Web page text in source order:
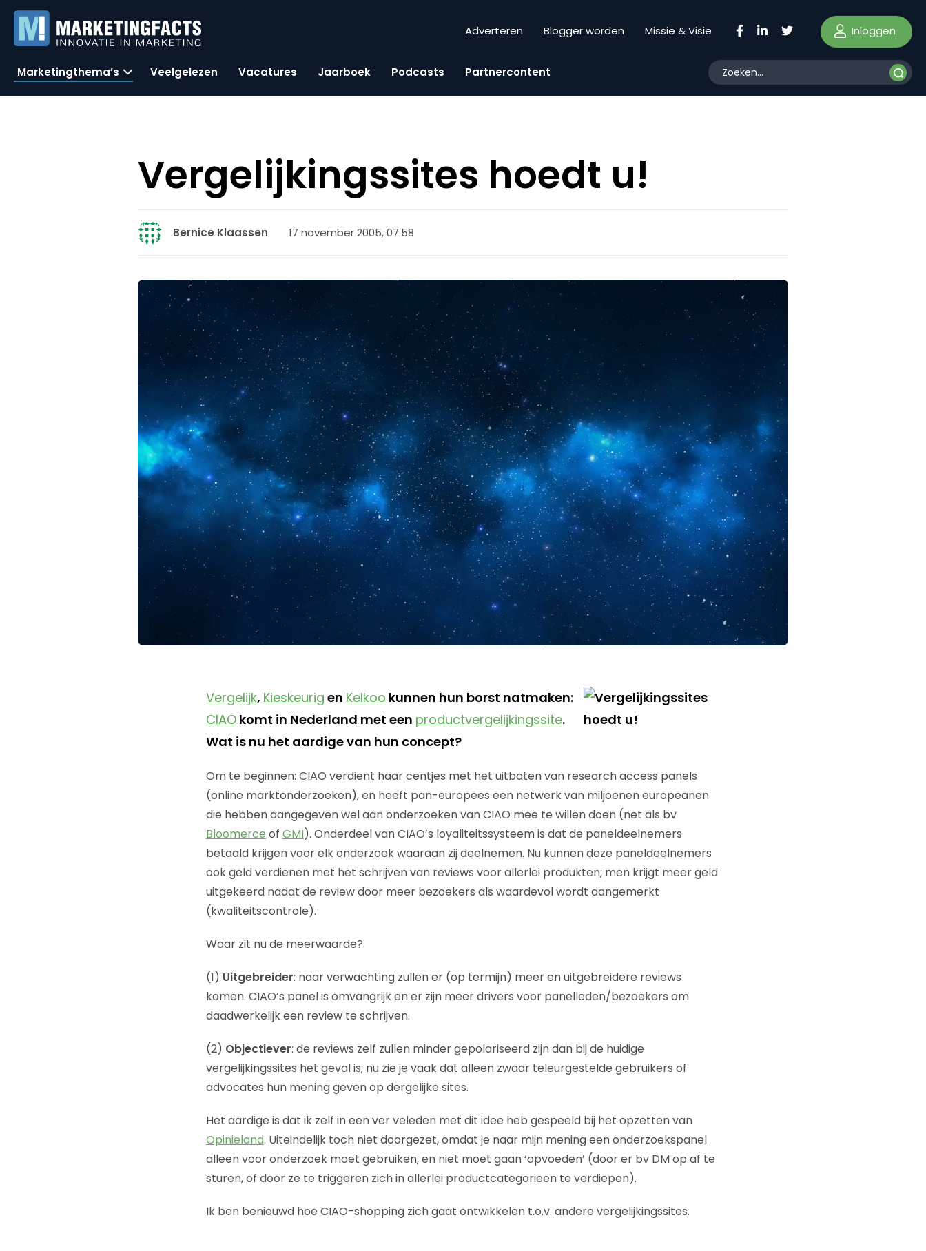
Adverteren Blogger worden Missie & Visie Inloggen
Marketingthema’s Veelgelezen Vacatures Jaarboek Podcasts Partnercontent
Vergelijkingssites hoedt u!
Bernice Klaassen 17 november 2005, 07:58
Vergelijk, Kieskeurig en Kelkoo kunnen hun borst natmaken:
CIAOkomt in Nederland met een productvergelijkingssite.
Wat is nu het aardige van hun concept?
Om te beginnen: CIAO verdient haar centjes met het uitbaten van research access panels
(online marktonderzoeken), en heeft pan-europees een netwerk van miljoenen europeanen
die hebben aangegeven wel aan onderzoeken van CIAO mee te willen doen (net als bv
Bloomerce of GMI). Onderdeel van CIAO’s loyaliteitssysteem is dat de paneldeelnemers
betaald krijgen voor elk onderzoek waaraan zij deelnemen. Nu kunnen deze paneldeelnemers
ook geld verdienen met het schrijven van reviews voor allerlei produkten; men krijgt meer geld
uitgekeerd nadat de review door meer bezoekers als waardevol wordt aangemerkt
(kwaliteitscontrole).
Waar zit nu de meerwaarde?
(1) Uitgebreider: naar verwachting zullen er (op termijn) meer en uitgebreidere reviews
komen. CIAO’s panel is omvangrijk en er zijn meer drivers voor panelleden/bezoekers om
daadwerkelijk een review te schrijven.
(2) Objectiever: de reviews zelf zullen minder gepolariseerd zijn dan bij de huidige
vergelijkingssites het geval is; nu zie je vaak dat alleen zwaar teleurgestelde gebruikers of
advocates hun mening geven op dergelijke sites.
Het aardige is dat ik zelf in een ver veleden met dit idee heb gespeeld bij het opzetten van
Opinieland. Uiteindelijk toch niet doorgezet, omdat je naar mijn mening een onderzoekspanel
alleen voor onderzoek moet gebruiken, en niet moet gaan ‘opvoeden’ (door er bv DM op af te
sturen, of door ze te triggeren zich in allerlei productcategorieen te verdiepen).
Ik ben benieuwd hoe CIAO-shopping zich gaat ontwikkelen t.o.v. andere vergelijkingssites.